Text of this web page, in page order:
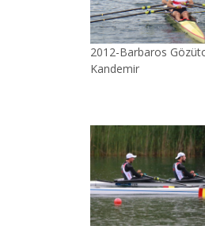
2012-Barbaros
Kandemir